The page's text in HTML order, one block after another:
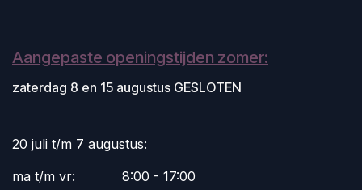
Aangepaste openingstijden zomer:
zaterdag 8 en 15 augustus GESLOTEN
20 juli t/m 7 augustus:
ma t/m vr:
​8:00 - 17:00